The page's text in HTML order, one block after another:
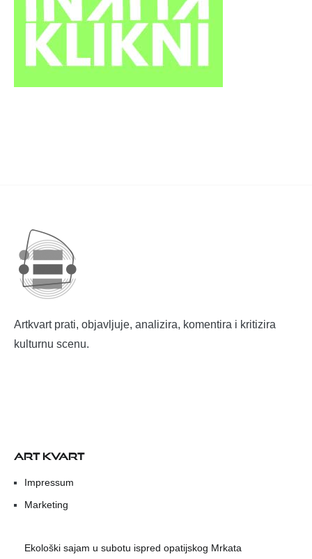
Artkvart prati, objavljuje, analizira, komentira i kritizira
kulturnu scenu.
ART KVART
Impressum
Marketing
Ekološki sajam u subotu ispred opatijskog Mrkata